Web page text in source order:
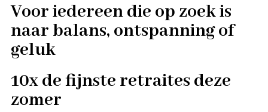
Voor iedereen die op zoek is
naar balans, ontspanning of
geluk
10x de fijnste retraites deze
zomer